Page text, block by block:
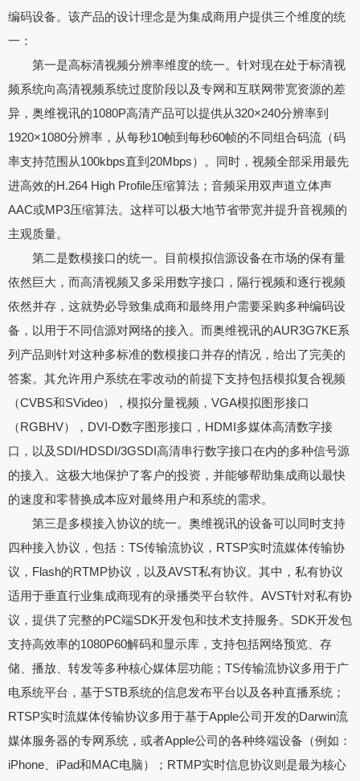
编码设备。该产品的设计理念是为集成商用户提供三个维度的统
一：
第一是高标清视频分辨率维度的统一。针对现在处于标清视
频系统向高清视频系统过度阶段以及专网和互联网带宽资源的差
异，奥维视讯的1080P高清产品可以提供从320×240分辨率到
1920×1080分辨率，从每秒10帧到每秒60帧的不同组合码流（码
率支持范围从100kbps直到20Mbps）。同时，视频全部采用最先
进高效的H.264 High Profile压缩算法；音频采用双声道立体声
AAC或MP3压缩算法。这样可以极大地节省带宽并提升音视频的
主观质量。
第二是数模接口的统一。目前模拟信源设备在市场的保有量
依然巨大，而高清视频又多采用数字接口，隔行视频和逐行视频
依然并存，这就势必导致集成商和最终用户需要采购多种编码设
备，以用于不同信源对网络的接入。而奥维视讯的AUR3G7KE系
列产品则针对这种多标准的数模接口并存的情况，给出了完美的
答案。其允许用户系统在零改动的前提下支持包括模拟复合视频
（CVBS和SVideo），模拟分量视频，VGA模拟图形接口
（RGBHV），DVI-D数字图形接口，HDMI多媒体高清数字接
口，以及SDI/HDSDI/3GSDI高清串行数字接口在内的多种信号源
的接入。这极大地保护了客户的投资，并能够帮助集成商以最快
的速度和零替换成本应对最终用户和系统的需求。
第三是多模接入协议的统一。奥维视讯的设备可以同时支持
四种接入协议，包括：TS传输流协议，RTSP实时流媒体传输协
议，Flash的RTMP协议，以及AVST私有协议。其中，私有协议
适用于垂直行业集成商现有的录播类平台软件。AVST针对私有协
议，提供了完整的PC端SDK开发包和技术支持服务。SDK开发包
支持高效率的1080P60解码和显示库，支持包括网络预览、存
储、播放、转发等多种核心媒体层功能；TS传输流协议多用于广
电系统平台，基于STB系统的信息发布平台以及各种直播系统；
RTSP实时流媒体传输协议多用于基于Apple公司开发的Darwin流
媒体服务器的专网系统，或者Apple公司的各种终端设备（例如：
iPhone、iPad和MAC电脑）；RTMP实时信息协议则是最为核心